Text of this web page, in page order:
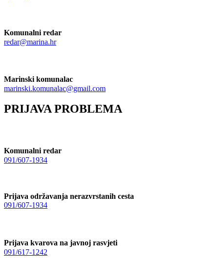
Komunalni redar
redar@marina.hr
Marinski komunalac
marinski.komunalac@gmail.com
PRIJAVA PROBLEMA
Komunalni redar
091/607-1934
Prijava održavanja nerazvrstanih cesta
091/607-1934
Prijava kvarova na javnoj rasvjeti
091/617-1242